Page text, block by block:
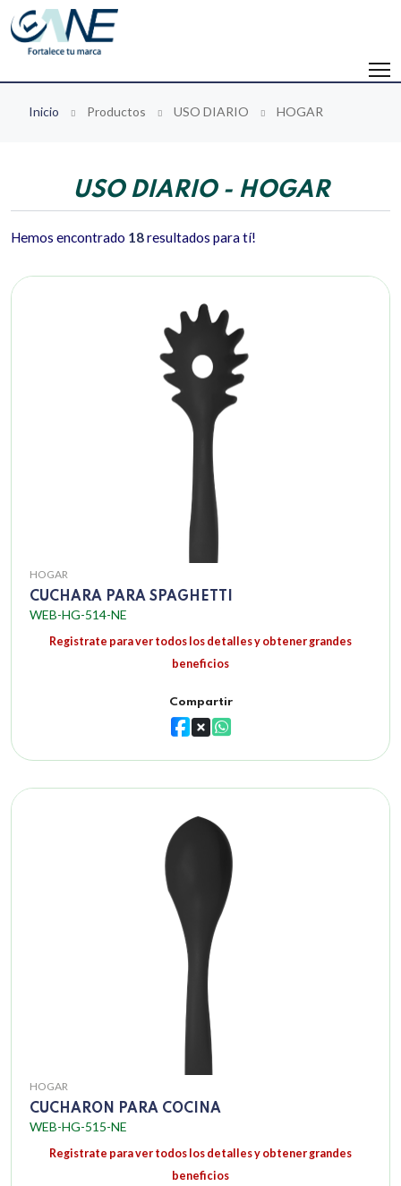
Inicio Productos USO DIARIO HOGAR
USO DIARIO - HOGAR
Hemos encontrado 18resultados para tí!
HOGAR
CUCHARA PARA SPAGHETTI
WEB-HG-514-NE
Registrate para ver todos los detalles y obtener grandes
beneficios
Compartir
HOGAR
CUCHARON PARA COCINA
WEB-HG-515-NE
Registrate para ver todos los detalles y obtener grandes
beneficios